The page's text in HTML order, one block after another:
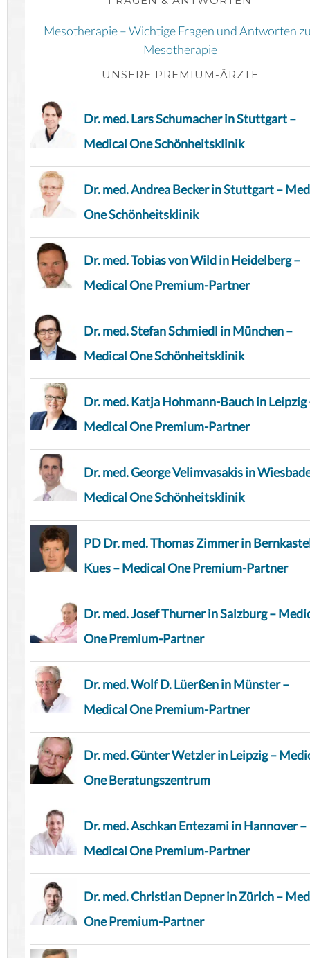
Mesotherapie – Wichtige Fragen und Antworten
Mesotherapie
UNSERE PREMIUM-ÄRZTE
Dr. med. Lars Schumacher in Stuttgart –
Medical One Schönheitsklinik
Dr. med. Andrea Becker in Stuttgart –
One Schönheitsklinik
Dr. med. Tobias von Wild in Heidelberg –
Medical One Premium-Partner
Dr. med. Stefan Schmiedl in München –
Medical One Schönheitsklinik
Dr. med. Katja Hohmann-Bauch in Leipzig
Medical One Premium-Partner
Dr. med. George Velimvasakis in
Medical One Schönheitsklinik
PD Dr. med. Thomas Zimmer in
Kues – Medical One Premium-Partner
Dr. med. Josef Thurner in Salzburg –
One Premium-Partner
Dr. med. Wolf D. Lüerßen in Münster –
Medical One Premium-Partner
Dr. med. Günter Wetzler in Leipzig –
One Beratungszentrum
Dr. med. Aschkan Entezami in Hannover –
Medical One Premium-Partner
Dr. med. Christian Depner in Zürich –
One Premium-Partner